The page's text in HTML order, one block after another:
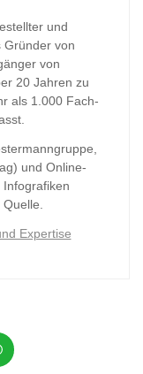
und
Gründer von
von
20 Jahren zu
als 1.000 Fach-
und Online-
Infografiken
Expertise